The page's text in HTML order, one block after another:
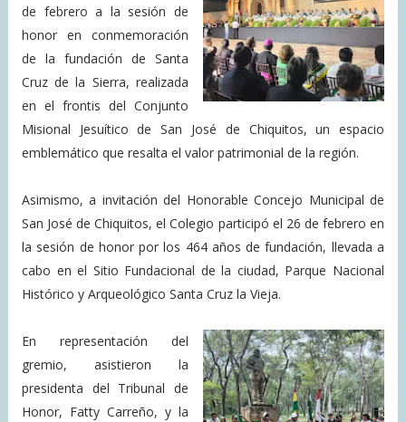
de febrero a la sesión de
honor en conmemoración
de la fundación de Santa
Cruz de la Sierra, realizada
en el frontis del Conjunto
Misional Jesuítico de San José de Chiquitos, un espacio
emblemático que resalta el valor patrimonial de la región.
Asimismo, a invitación del Honorable Concejo Municipal de
San José de Chiquitos, el Colegio participó el 26 de febrero en
la sesión de honor por los 464 años de fundación, llevada a
cabo en el Sitio Fundacional de la ciudad, Parque Nacional
Histórico y Arqueológico Santa Cruz la Vieja.
En representación del
gremio, asistieron la
presidenta del Tribunal de
Honor, Fatty Carreño, y la